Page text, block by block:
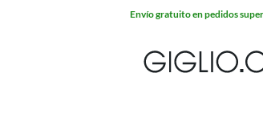
Envío gratuito en pedidos